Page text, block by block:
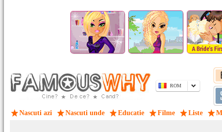
ROM
Nascuti azi Nascuti unde Educatie Filme Liste